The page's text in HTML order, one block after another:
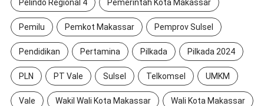
Pelindo Regional 4 Pemerintah Kota Makassar
Pemilu Pemkot Makassar Pemprov Sulsel
Pendidikan Pertamina Pilkada Pilkada 2024
PLN PT Vale Sulsel Telkomsel UMKM
Vale Wakil Wali Kota Makassar Wali Kota Makassar